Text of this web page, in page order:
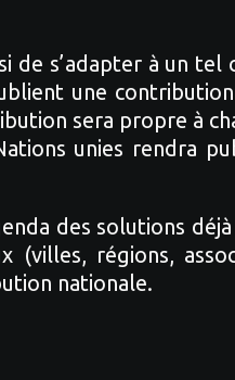
de s’adapter à un
une
sera propre à
unies rendra
des solutions
(villes, régions,
nationale.